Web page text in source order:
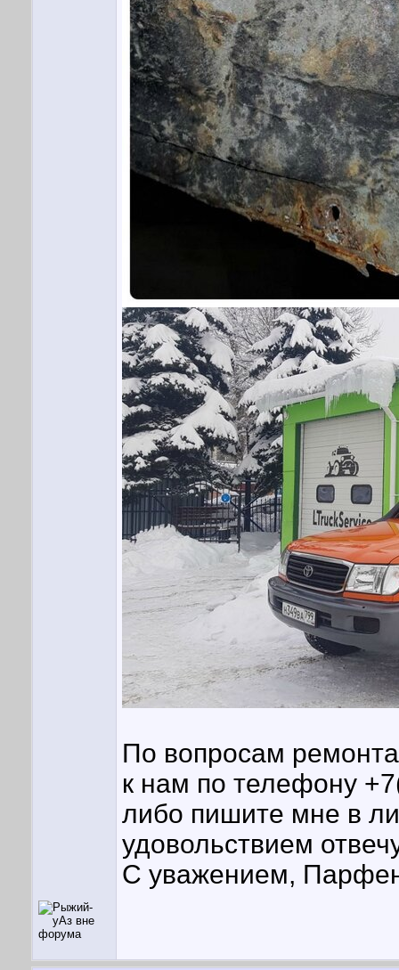
По вопросам
к нам по телефону
либо пишите мне в
удовольствием
С уважением,